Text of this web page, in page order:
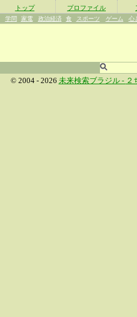
トップ プロファイル
学問 家電 政治経済 食 スポーツ ゲーム 心
© 2004 - 2026 未来検索ブラジル - ２